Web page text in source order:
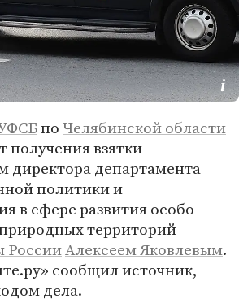
поЧелябинской области
получения взятки
директора департамента
политики и
в сфере развития особо
территорий
Алексеем Яковлевым.
сообщил источник,
дела.